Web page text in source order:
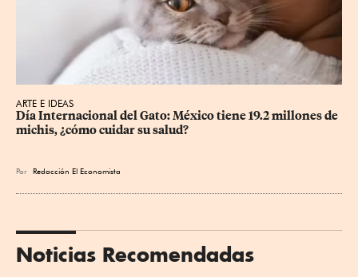
ARTE E IDEAS
Día Internacional del Gato: México tiene 19.2 millones de
michis, ¿cómo cuidar su salud?
Por Redacción El Economista
Noticias Recomendadas